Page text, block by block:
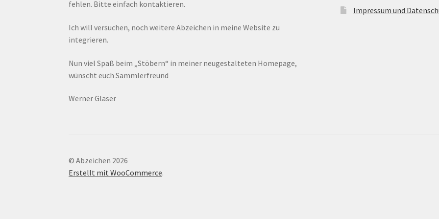
fehlen. Bitte einfach kontaktieren.
Ich will versuchen, noch weitere Abzeichen in meine Website zu
integrieren.
Nun viel Spaß beim „Stöbern“ in meiner neugestalteten Homepage,
wünscht euch Sammlerfreund
Werner Glaser
Impressum und
© Abzeichen 2026
Erstellt mit WooCommerce.